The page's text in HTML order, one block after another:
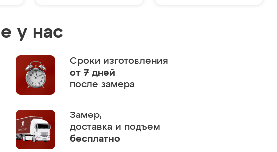
у нас
Сроки изготовления
от 7 дней
после замера
Замер,
доставка и подъем
бесплатно